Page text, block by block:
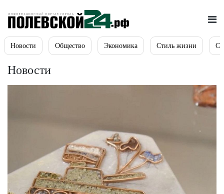
Новости Общество Экономика Стиль жизни
Новости